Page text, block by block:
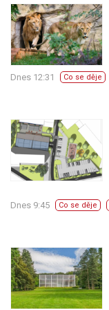
Dnes 12:31 Co se děje
Dnes 9:45 Co se děje